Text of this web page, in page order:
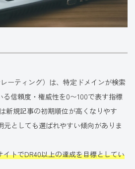
ーティング）は、特定ドメインが検索
信頼度・権威性を0〜100で表す指標
新規記事の初期順位が高くなりやす
元としても選ばれやすい傾向がありま
トでDR40以上の達成を目標としてい